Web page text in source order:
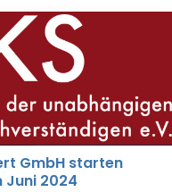
GmbH starten
Juni 2024